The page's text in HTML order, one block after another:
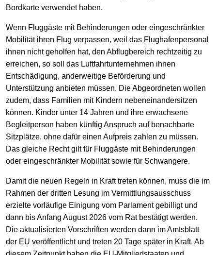
Bordkarte verwendet haben.
Wenn Fluggäste mit Behinderungen oder eingeschränkter
Mobilität ihren Flug verpassen, weil das Flughafenpersonal
ihnen nicht geholfen hat, den Abflugbereich rechtzeitig zu
erreichen, so soll das Luftfahrtunternehmen ihnen
Entschädigung, anderweitige Beförderung und
Unterstützung anbieten müssen. Die Abgeordneten wollen
zudem, dass Familien mit Kindern nebeneinandersitzen
können. Kinder unter 14 Jahren und ihre erwachsene
Begleitperson haben künftig Anspruch auf benachbarte
Sitzplätze, ohne dafür einen Aufpreis zahlen zu müssen.
Das gleiche Recht gilt für Fluggäste mit Behinderungen
oder eingeschränkter Mobilität sowie für Schwangere.
Damit die neuen Regeln in Kraft treten können, muss die im
Rahmen der dritten Lesung im Vermittlungsausschuss
erzielte vorläufige Einigung vom Parlament gebilligt und
dann bis Anfang August 2026 vom Rat bestätigt werden.
Die aktualisierten Vorschriften werden dann im Amtsblatt
der EU veröffentlicht und treten 20 Tage später in Kraft. Ab